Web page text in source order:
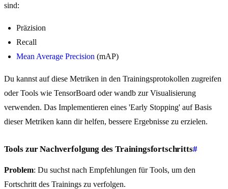
sind:
Präzision
Recall
Mean Average Precision (mAP)
Du kannst auf diese Metriken in den Trainingsprotokollen zugreifen
oder Tools wie TensorBoard oder wandb zur Visualisierung
verwenden. Das Implementieren eines 'Early Stopping' auf Basis
dieser Metriken kann dir helfen, bessere Ergebnisse zu erzielen.
Tools zur Nachverfolgung des Trainingsfortschritts#
Problem: Du suchst nach Empfehlungen für Tools, um den
Fortschritt des Trainings zu verfolgen.